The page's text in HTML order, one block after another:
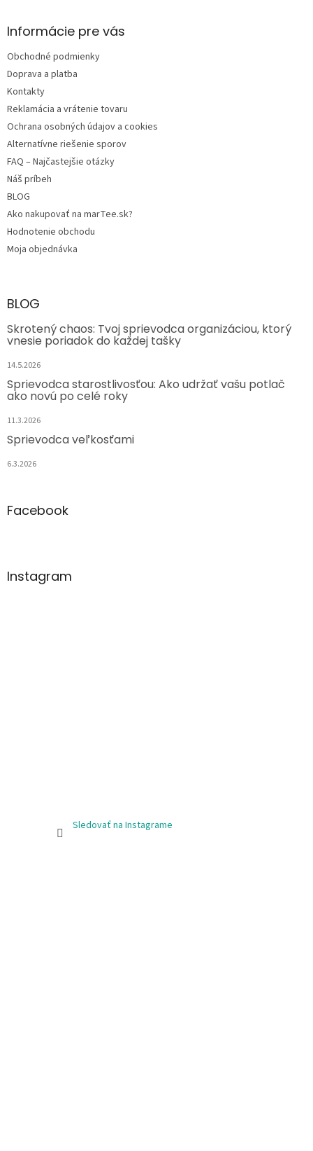
ä
e
Informácie pre vás
Obchodné podmienky
Doprava a platba
Kontakty
Reklamácia a vrátenie tovaru
Ochrana osobných údajov a cookies
Alternatívne riešenie sporov
FAQ – Najčastejšie otázky
Náš príbeh
BLOG
Ako nakupovať na marTee.sk?
Hodnotenie obchodu
Moja objednávka
BLOG
Skrotený chaos: Tvoj sprievodca organizáciou, ktorý
vnesie poriadok do každej tašky
14.5.2026
Sprievodca starostlivosťou: Ako udržať vašu potlač
ako novú po celé roky
11.3.2026
Sprievodca veľkosťami
6.3.2026
Facebook
Instagram
Sledovať na Instagrame